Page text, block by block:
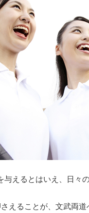
与えるとはいえ、日々
えることが、文武両道